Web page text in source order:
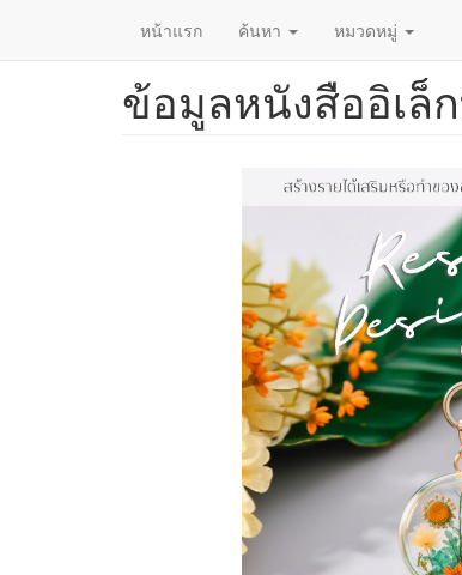
หน้าแรก ค้นหา หมวดหมู่
ข้อมูลหนังสืออิเล็